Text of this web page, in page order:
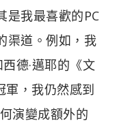
是我最喜歡的PC
渠道。例如，我
德·邁耶的《文
軍，我仍然感到
演變成額外的